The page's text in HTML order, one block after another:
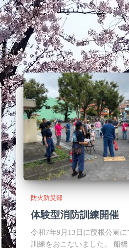
防火防災部
体験型消防訓練開催
令和7年9月13日に葭根公園
訓練をおこないました。 船橋